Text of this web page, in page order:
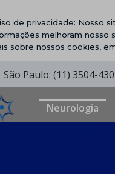
de privacidade: Nosso
melhoram nosso
sobre nossos cookies,
São Paulo: (11) 3504-
Neurologia